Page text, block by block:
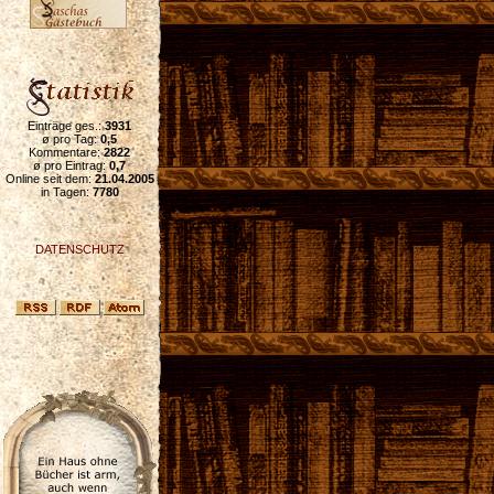
Einträge ges.:3931
ø pro Tag:0,5
Kommentare:2822
ø pro Eintrag:0,7
Online seit dem:21.04.2005
in Tagen:7780
DATENSCHUTZ